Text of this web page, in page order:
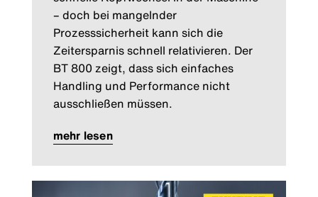
– doch bei mangelnder
Prozesssicherheit kann sich die
Zeitersparnis schnell relativieren. Der
BT 800 zeigt, dass sich einfaches
Handling und Performance nicht
ausschließen müssen.
mehr lesen